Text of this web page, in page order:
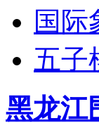
国际
五子
黑龙江